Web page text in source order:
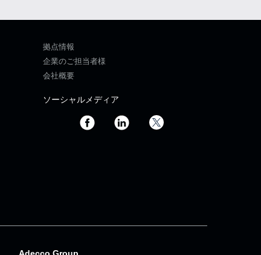
拠点情報
企業のご担当者様
会社概要
ソーシャルメディア